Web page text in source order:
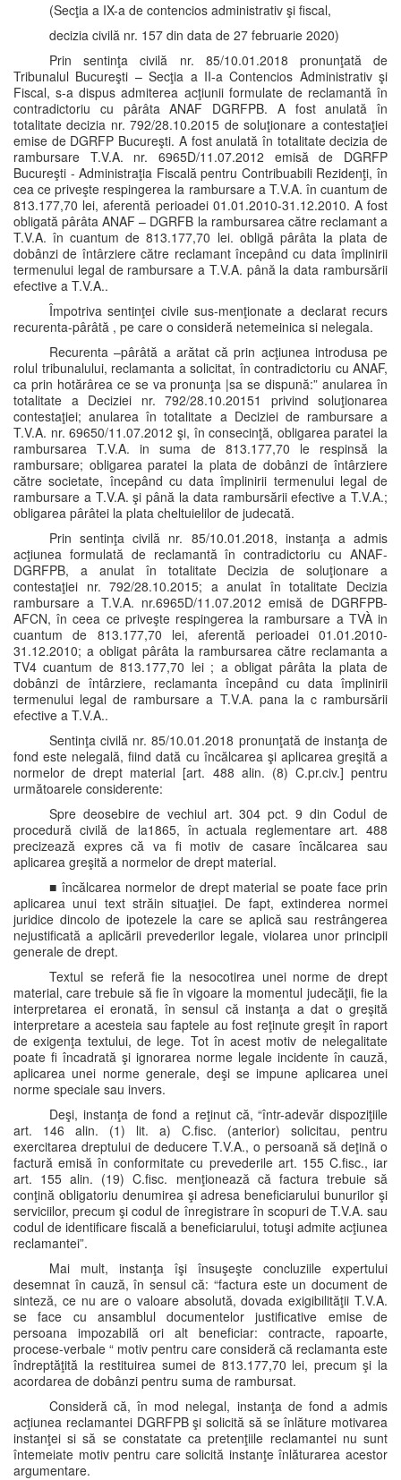
(Secţia a IX-a de contencios administrativ şi fiscal,
decizia civilă nr. 157 din data de 27 februarie 2020)
Prin sentinţa civilă nr. 85/10.01.2018 pronunţată de
Tribunalul Bucureşti – Secţia a II-a Contencios Administrativ şi
Fiscal, s-a dispus admiterea acţiunii formulate de reclamantă în
contradictoriu cu pârâta ANAF DGRFPB. A fost anulată în
totalitate decizia nr. 792/28.10.2015 de soluţionare a contestaţiei
emise de DGRFP Bucureşti. A fost anulată în totalitate decizia de
rambursare T.V.A. nr. 6965D/11.07.2012 emisă de DGRFP
Bucureşti - Administraţia Fiscală pentru Contribuabili Rezidenţi, în
cea ce priveşte respingerea la rambursare a T.V.A. în cuantum de
813.177,70 lei, aferentă perioadei 01.01.2010-31.12.2010. A fost
obligată pârâta ANAF – DGRFB la rambursarea către reclamant a
T.V.A. în cuantum de 813.177,70 lei. obligă pârâta la plata de
dobânzi de întârziere către reclamant începând cu data împlinirii
termenului legal de rambursare a T.V.A. până la data rambursării
efective a T.V.A..
Împotriva sentinţei civile sus-menţionate a declarat recurs
recurenta-pârâtă , pe care o consideră netemeinica si nelegala.
Recurenta –pârâtă a arătat că prin acţiunea introdusa pe
rolul tribunalului, reclamanta a solicitat, în contradictoriu cu ANAF,
ca prin hotărârea ce se va pronunţa |sa se dispună:” anularea în
totalitate a Deciziei nr. 792/28.10.20151 privind soluţionarea
contestaţiei; anularea în totalitate a Deciziei de rambursare a
T.V.A. nr. 69650/11.07.2012 şi, în consecinţă, obligarea paratei la
rambursarea T.V.A. in suma de 813.177,70 le respinsă la
rambursare; obligarea paratei la plata de dobânzi de întârziere
către societate, începând cu data împlinirii termenului legal de
rambursare a T.V.A. şi până la data rambursării efective a T.V.A.;
obligarea pârâtei la plata cheltuielilor de judecată.
Prin sentinţa civilă nr. 85/10.01.2018, instanţa a admis
acţiunea formulată de reclamantă în contradictoriu cu ANAF-
DGRFPB, a anulat în totalitate Decizia de soluţionare a
contestaţiei nr. 792/28.10.2015; a anulat în totalitate Decizia
rambursare a T.V.A. nr.6965D/11.07.2012 emisă de DGRFPB-
AFCN, în ceea ce priveşte respingerea la rambursare a TVÀ in
cuantum de 813.177,70 lei, aferentă perioadei 01.01.2010-
31.12.2010; a obligat pârâta la rambursarea către reclamanta a
TV4 cuantum de 813.177,70 lei ; a obligat pârâta la plata de
dobânzi de întârziere, reclamanta începând cu data împlinirii
termenului legal de rambursare a T.V.A. pana la c rambursării
efective a T.V.A..
Sentinţa civilă nr. 85/10.01.2018 pronunţată de instanţa de
fond este nelegală, fiind dată cu încălcarea şi aplicarea greşită a
normelor de drept material [art. 488 alin. (8) C.pr.civ.] pentru
următoarele considerente:
Spre deosebire de vechiul art. 304 pct. 9 din Codul de
procedură civilă de la1865, în actuala reglementare art. 488
precizează expres că va fi motiv de casare încălcarea sau
aplicarea greşită a normelor de drept material.
■ încălcarea normelor de drept material se poate face prin
aplicarea unui text străin situaţiei. De fapt, extinderea normei
juridice dincolo de ipotezele la care se aplică sau restrângerea
nejustificată a aplicării prevederilor legale, violarea unor principii
generale de drept.
Textul se referă fie la nesocotirea unei norme de drept
material, care trebuie să fie în vigoare la momentul judecăţii, fie la
interpretarea ei eronată, în sensul că instanţa a dat o greşită
interpretare a acesteia sau faptele au fost reţinute greşit în raport
de exigenţa textului, de lege. Tot în acest motiv de nelegalitate
poate fi încadrată şi ignorarea norme legale incidente în cauză,
aplicarea unei norme generale, deşi se impune aplicarea unei
norme speciale sau invers.
Deşi, instanţa de fond a reţinut că, “într-adevăr dispoziţiile
art. 146 alin. (1) lit. a) C.fisc. (anterior) solicitau, pentru
exercitarea dreptului de deducere T.V.A., o persoană să deţină o
factură emisă în conformitate cu prevederile art. 155 C.fisc., iar
art. 155 alin. (19) C.fisc. menţionează că factura trebuie să
conţină obligatoriu denumirea şi adresa beneficiarului bunurilor şi
serviciilor, precum şi codul de înregistrare în scopuri de T.V.A. sau
codul de identificare fiscală a beneficiarului, totuşi admite acţiunea
reclamantei”.
Mai mult, instanţa îşi însuşeşte concluziile expertului
desemnat în cauză, în sensul că: “factura este un document de
sinteză, ce nu are o valoare absolută, dovada exigibilităţii T.V.A.
se face cu ansamblul documentelor justificative emise de
persoana impozabilă ori alt beneficiar: contracte, rapoarte,
procese-verbale “ motiv pentru care consideră că reclamanta este
îndreptăţită la restituirea sumei de 813.177,70 lei, precum şi la
acordarea de dobânzi pentru suma de rambursat.
Consideră că, în mod nelegal, instanţa de fond a admis
acţiunea reclamantei DGRFPB şi solicită să se înlăture motivarea
instanţei si să se constatate ca pretenţiile reclamantei nu sunt
întemeiate motiv pentru care solicită instanţe înlăturarea acestor
argumentare.